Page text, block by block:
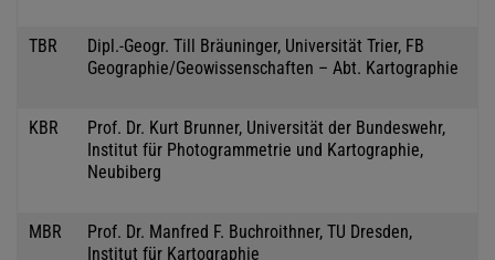
TBR
Dipl.-Geogr. Till Bräuninger, Universität Trier, FB
Geographie/Geowissenschaften – Abt. Kartographie
KBR
Prof. Dr. Kurt Brunner, Universität der Bundeswehr,
Institut für Photogrammetrie und Kartographie,
Neubiberg
MBR
Prof. Dr. Manfred F. Buchroithner, TU Dresden,
Institut für Kartographie